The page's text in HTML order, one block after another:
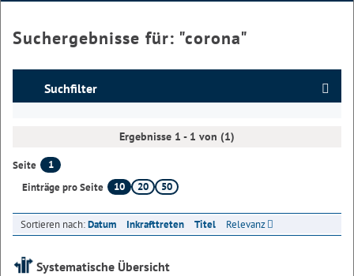
Suchergebnisse für: "corona"
Suchfilter
Ergebnisse 1 - 1 von (1)
Seite
1
Einträge pro Seite
10 20 50
Sortieren nach:Datum Inkrafttreten Titel Relevanz
Systematische Übersicht